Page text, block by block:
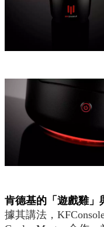
肯德基的「遊戲雞」
據其講法，